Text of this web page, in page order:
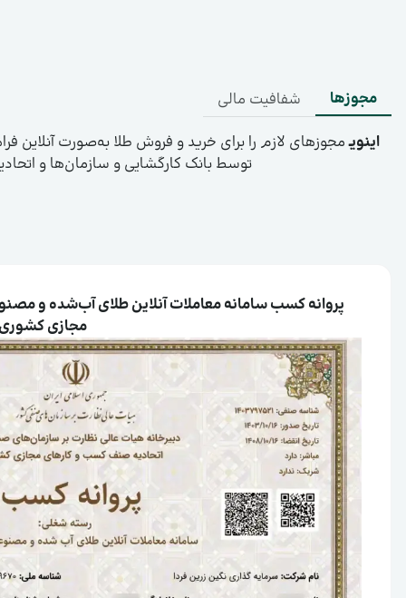
مجوزها
شفافیت مالی
اینویـمجوزهای لازم را برای خرید و فروش طلا به‌صورت آنلاین
توسط بانک کارگشایی و سازمان‌ها و
پروانه کسب سامانه معاملات آنلاین طلای آب‌شده و
مجازی